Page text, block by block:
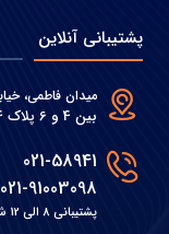
پشتیبانی آنلاین
میدان فاطمی،
بین 4 و 6 پلاک 44
021-58941
021-91003098
پشتیبانی 8 الی 12 شب